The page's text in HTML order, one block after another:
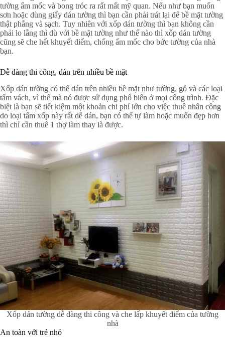
tường ẩm mốc và bong tróc ra rất mất mỹ quan. Nếu như bạn muốn
sơn hoặc dùng giấy dán tường thì bạn cần phải trát lại để bề mặt tường
thật phẳng và sạch. Tuy nhiên với xốp dán tường thì bạn không cần
phải lo lắng thì dù với bề mặt tường như thế nào thì xốp dán tường
cũng sẽ che hết khuyết điểm, chống ẩm mốc cho bức tường của nhà
bạn.
Dễ dàng thi công, dán trên nhiều bề mặt
Xốp dán tường có thể dán trên nhiều bề mặt như tường, gỗ và các loại
tấm vách, vì thế mà nó được sử dụng phổ biến ở mọi công trình. Đặc
biệt là bạn sẽ tiết kiệm một khoản chi phí lớn cho việc thuê nhân công
do loại tấm xốp này rất dễ dán, bạn có thể tự làm hoặc muốn đẹp hơn
thì chỉ cần thuê 1 thợ làm thay là được.
Xốp dán tường dễ dàng thi công và che lấp khuyết điểm của tường
nhà
An toàn với trẻ nhỏ